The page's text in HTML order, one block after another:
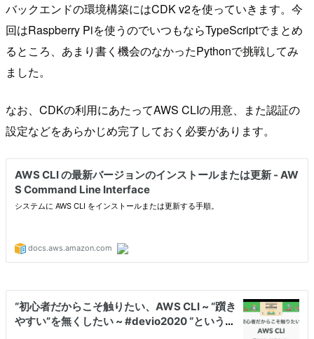
バックエンドの環境構築にはCDK v2を使っていきます。今
回はRaspberry Piを使うのでいつもならTypeScriptでまとめ
るところ、あまり書く機会のなかったPythonで挑戦してみ
ました。
なお、CDKの利用にあたってAWS CLIの用意、また認証の
設定などをあらかじめ完了しておく必要があります。